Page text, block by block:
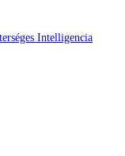
Intelligencia